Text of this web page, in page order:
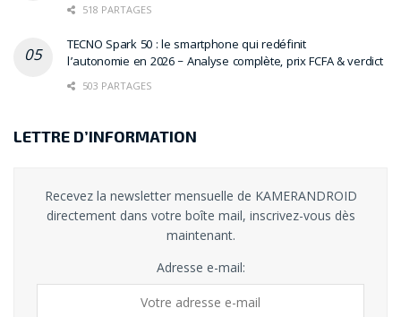
518 PARTAGES
TECNO Spark 50 : le smartphone qui redéfinit
l’autonomie en 2026 – Analyse complète, prix FCFA & verdict
503 PARTAGES
LETTRE D’INFORMATION
Recevez la newsletter mensuelle de KAMERANDROID
directement dans votre boîte mail, inscrivez-vous dès
maintenant.
Adresse e-mail: